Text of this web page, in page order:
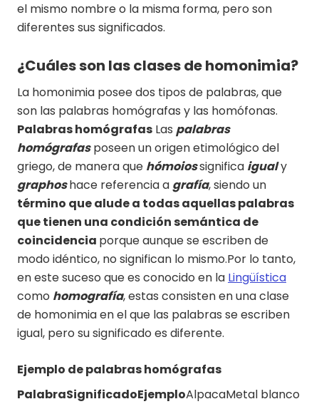
el mismo nombre o la misma forma, pero son
diferentes sus significados.
¿Cuáles son las clases de homonimia?
La homonimia posee dos tipos de palabras, que
son las palabras homógrafas y las homófonas.
Palabras homógrafas Las palabras
homógrafasposeen un origen etimológico del
griego, de manera que hómoiossignifica igualy
graphoshace referencia a grafía, siendo un
término que alude a todas aquellas palabras
que tienen una condición semántica de
coincidencia porque aunque se escriben de
modo idéntico, no significan lo mismo.Por lo tanto,
en este suceso que es conocido en la Lingüística
como homografía, estas consisten en una clase
de homonimia en el que las palabras se escriben
igual, pero su significado es diferente.
Ejemplo de palabras homógrafas
PalabraSignificadoEjemploAlpacaMetal blanco